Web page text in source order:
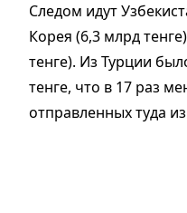
Следом идут
Корея (6,3 млрд
тенге). Из Турции
тенге, что в 17 раз
отправленных туда